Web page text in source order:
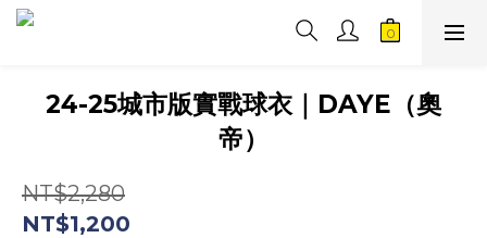
24-25城市版實戰球衣｜DAYE（奧
帝）
NT$2,280
NT$1,200